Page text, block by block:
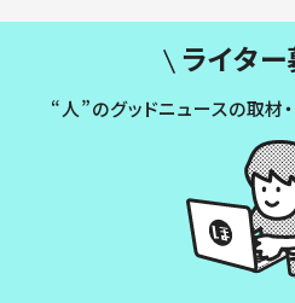
ライター
“人”のグッドニュースの取材